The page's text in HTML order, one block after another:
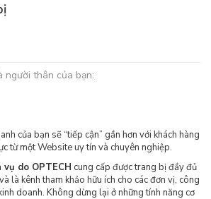
người thân của bạn:
của bạn sẽ “tiếp cận” gần hơn với khách hàng
từ một Website uy tín và chuyên nghiệp.
do OPTECH cung cấp được trang bị đầy đủ
là kênh tham khảo hữu ích cho các đơn vị, công
doanh. Không dừng lại ở những tính năng cơ